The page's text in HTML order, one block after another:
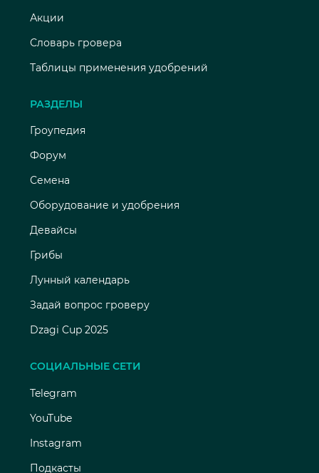
Акции
Словарь гровера
Таблицы применения удобрений
РАЗДЕЛЫ
Гроупедия
Форум
Семена
Оборудование и удобрения
Девайсы
Грибы
Лунный календарь
Задай вопрос гроверу
Dzagi Cup 2025
СОЦИАЛЬНЫЕ СЕТИ
Telegram
YouTube
Instagram
Подкасты